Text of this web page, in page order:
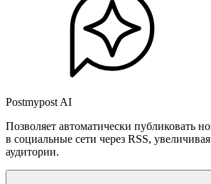
Postmypost AI
Позволяет автоматически публиковать
в социальные сети через RSS,
аудитории.